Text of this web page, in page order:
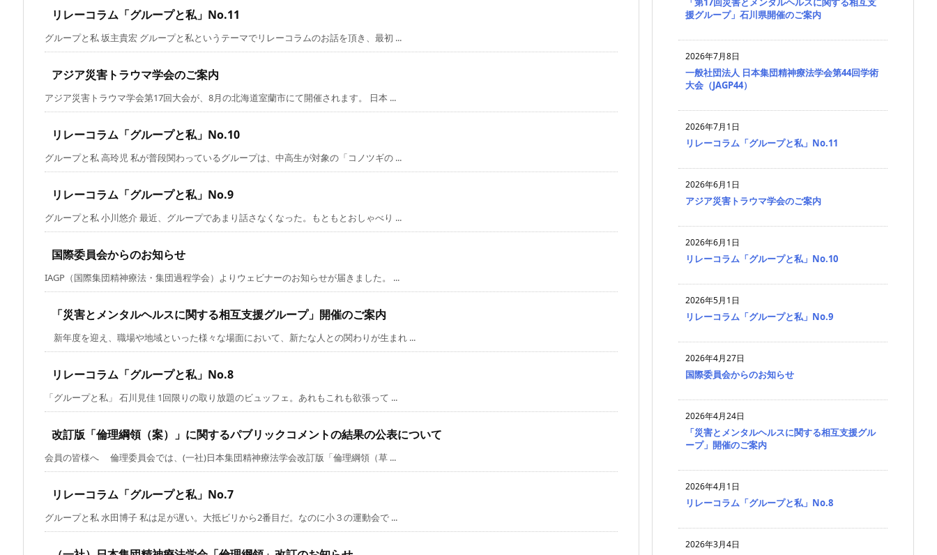
リレーコラム「グループと私」No.11
グループと私 坂主貴宏 グループと私というテーマでリレーコラムのお話を頂き、最初 ...
アジア災害トラウマ学会のご案内
アジア災害トラウマ学会第17回大会が、8月の北海道室蘭市にて開催されます。 日本 ...
リレーコラム「グループと私」No.10
グループと私 高玲児 私が普段関わっているグループは、中高生が対象の「コノツギの ...
リレーコラム「グループと私」No.9
グループと私 小川悠介 最近、グループであまり話さなくなった。もともとおしゃべり ...
国際委員会からのお知らせ
IAGP（国際集団精神療法・集団過程学会）よりウェビナーのお知らせが届きました。 ...
「災害とメンタルヘルスに関する相互支援グループ」開催のご案内
新年度を迎え、職場や地域といった様々な場面において、新たな人との関わりが生まれ ...
リレーコラム「グループと私」No.8
「グループと私」 石川見佳 1回限りの取り放題のビュッフェ。あれもこれも欲張って ...
改訂版「倫理綱領（案）」に関するパブリックコメントの結果の公表について
会員の皆様へ 倫理委員会では、(一社)日本集団精神療法学会改訂版「倫理綱領（草 ...
リレーコラム「グループと私」No.7
グループと私 水田博子 私は足が遅い。大抵ビリから2番目だ。なのに小３の運動会で ...
援グループ」石川県開催のご案内
2026年7月8日
一般社団法人 日本集団精神療法学会第44回学術
大会（JAGP44）
2026年7月1日
リレーコラム「グループと私」No.11
2026年6月1日
アジア災害トラウマ学会のご案内
2026年6月1日
リレーコラム「グループと私」No.10
2026年5月1日
リレーコラム「グループと私」No.9
2026年4月27日
国際委員会からのお知らせ
2026年4月24日
「災害とメンタルヘルスに関する相互支援グル
ープ」開催のご案内
2026年4月1日
リレーコラム「グループと私」No.8
2026年3月4日